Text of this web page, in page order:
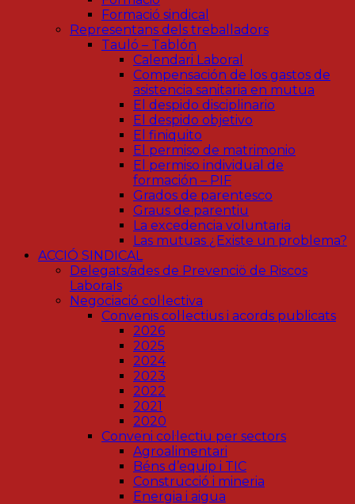
Formació sindical
Representans dels treballadors
Tauló – Tablón
Calendari Laboral
Compensación de los gastos de
asistencia sanitaria en mutua
El despido disciplinario
El despido objetivo
El finiquito
El permiso de matrimonio
El permiso individual de
formación – PIF
Grados de parentesco
Graus de parentiu
La excedencia voluntaria
Las mutuas ¿Existe un problema?
ACCIÓ SINDICAL
Delegats/ades de Prevenciö de Riscos
Laborals
Negociació col·lectiva
Convenis col·lectius i acords publicats
2026
2025
2024
2023
2022
2021
2020
Conveni col·lectiu per sectors
Agroalimentari
Béns d’equip i TIC
Construcció i mineria
Energia i aigua